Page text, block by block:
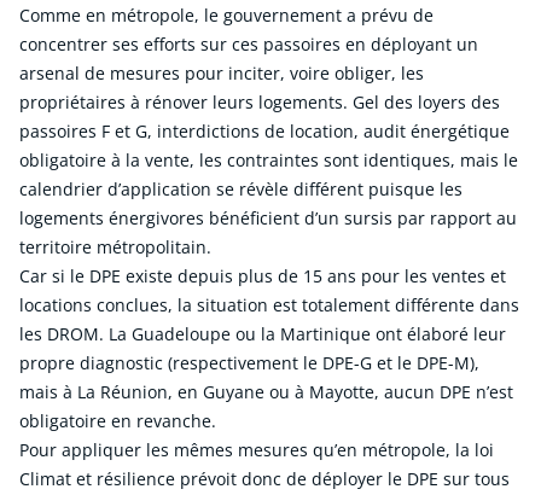
Comme en métropole, le gouvernement a prévu de
concentrer ses efforts sur ces passoires en déployant un
arsenal de mesures pour inciter, voire obliger, les
propriétaires à rénover leurs logements. Gel des loyers des
passoires F et G, interdictions de location, audit énergétique
obligatoire à la vente, les contraintes sont identiques, mais le
calendrier d’application se révèle différent puisque les
logements énergivores bénéficient d’un sursis par rapport au
territoire métropolitain.
Car si le DPE existe depuis plus de 15 ans pour les ventes et
locations conclues, la situation est totalement différente dans
les DROM. La Guadeloupe ou la Martinique ont élaboré leur
propre diagnostic (respectivement le DPE-G et le DPE-M),
mais à La Réunion, en Guyane ou à Mayotte, aucun DPE n’est
obligatoire en revanche.
Pour appliquer les mêmes mesures qu’en métropole, la loi
Climat et résilience prévoit donc de déployer le DPE sur tous